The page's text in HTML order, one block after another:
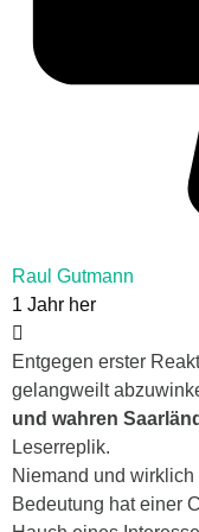
Raul Gutmann
1 Jahr her
Entgegen erster
gelangweilt
und wahren
Leserreplik.
Niemand und
Bedeutung hat einer